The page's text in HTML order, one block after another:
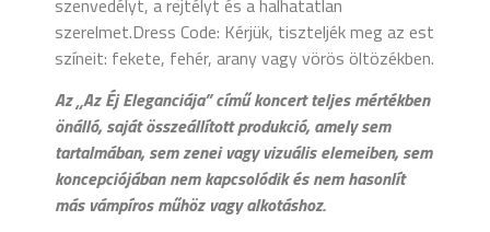
szerelmet.Dress Code: Kérjük, tiszteljék meg az est
színeit: fekete, fehér, arany vagy vörös öltözékben.
Az „Az Éj Eleganciája” című koncert teljes mértékben
önálló, saját összeállított produkció, amely sem
tartalmában, sem zenei vagy vizuális elemeiben, sem
koncepciójában nem kapcsolódik és nem hasonlít
más vámpíros műhöz vagy alkotáshoz.